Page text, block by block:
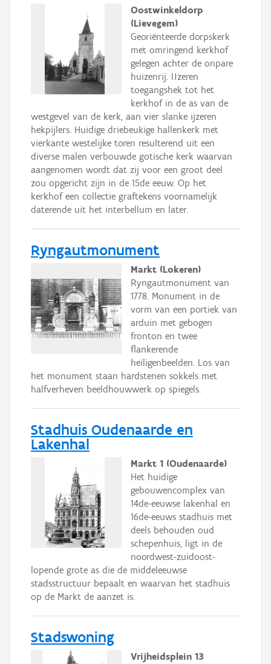
Oostwinkeldorp
(Lievegem)
Georiënteerde dorpskerk
met omringend kerkhof
gelegen achter de onpare
huizenrij. IJzeren
toegangshek tot het
kerkhof in de as van de
westgevel van de kerk, aan vier slanke ijzeren
hekpijlers. Huidige driebeukige hallenkerk met
vierkante westelijke toren resulterend uit een
diverse malen verbouwde gotische kerk waarvan
aangenomen wordt dat zij voor een groot deel
zou opgericht zijn in de 15de eeuw. Op het
kerkhof een collectie graftekens voornamelijk
daterende uit het interbellum en later.
Ryngautmonument
Markt (Lokeren)
Ryngautmonument van
1778. Monument in de
vorm van een portiek van
arduin met gebogen
fronton en twee
flankerende
heiligenbeelden. Los van
het monument staan hardstenen sokkels met
halfverheven beeldhouwwerk op spiegels.
Stadhuis Oudenaarde en
Lakenhal
Markt 1 (Oudenaarde)
Het huidige
gebouwencomplex van
14de-eeuwse lakenhal en
16de-eeuws stadhuis met
deels behouden oud
schepenhuis, ligt in de
noordwest-zuidoost-
lopende grote as die de middeleeuwse
stadsstructuur bepaalt en waarvan het stadhuis
op de Markt de aanzet is.
Stadswoning
Vrijheidsplein 13